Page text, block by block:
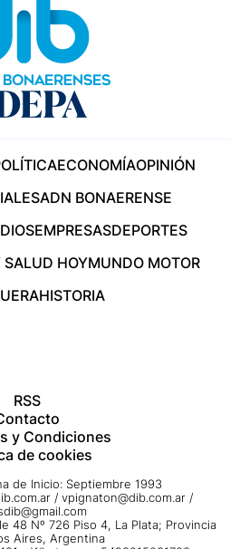
ECONOMÍAOPINIÓN
ADN BONAERENSE
EMPRESASDEPORTES
SALUD HOYMUNDO MOTOR
HISTORIA
RSS
y Condiciones
de cookies
de Inicio: Septiembre 1993
/ vpignaton@dib.com.ar /
48 Nº 726 Piso 4, La Plata; Provincia
Aires, Argentina